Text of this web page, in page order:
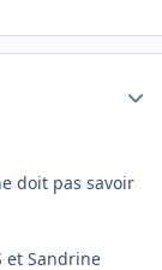
doit pas savoir
et Sandrine